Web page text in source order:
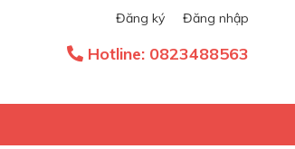
Đăng ký Đăng nhập
Hotline: 0823488563